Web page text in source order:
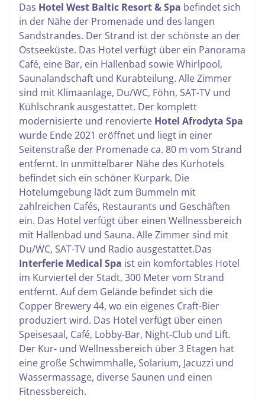
Ort.
Das Hotel West Baltic Resort & Spa befindet sich
in der Nähe der Promenade und des langen
Sandstrandes. Der Strand ist der schönste an der
Ostseeküste. Das Hotel verfügt über ein Panorama
Café, eine Bar, ein Hallenbad sowie Whirlpool,
Saunalandschaft und Kurabteilung. Alle Zimmer
sind mit Klimaanlage, Du/WC, Föhn, SAT-TV und
Kühlschrank ausgestattet. Der komplett
modernisierte und renovierte Hotel Afrodyta Spa
wurde Ende 2021 eröffnet und liegt in einer
Seitenstraße der Promenade ca. 80 m vom Strand
entfernt. In unmittelbarer Nähe des Kurhotels
befindet sich ein schöner Kurpark. Die
Hotelumgebung lädt zum Bummeln mit
zahlreichen Cafés, Restaurants und Geschäften
ein. Das Hotel verfügt über einen Wellnessbereich
mit Hallenbad und Sauna. Alle Zimmer sind mit
Du/WC, SAT-TV und Radio ausgestattet.Das
Interferie Medical Spa ist ein komfortables Hotel
im Kurviertel der Stadt, 300 Meter vom Strand
entfernt. Auf dem Gelände befindet sich die
Copper Brewery 44, wo ein eigenes Craft-Bier
produziert wird. Das Hotel verfügt über einen
Speisesaal, Café, Lobby-Bar, Night-Club und Lift.
Der Kur- und Wellnessbereich über 3 Etagen hat
eine große Schwimmhalle, Solarium, Jacuzzi und
Wassermassage, diverse Saunen und einen
Fitnessbereich.